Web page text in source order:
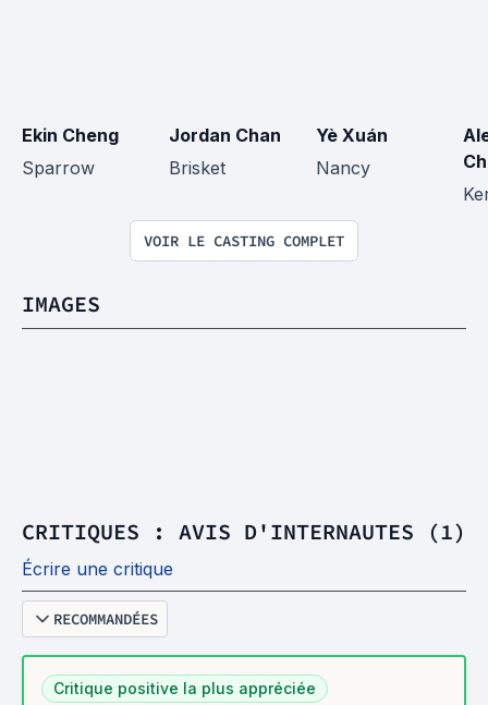
Ekin Cheng
Sparrow
Jordan Chan
Brisket
Yè Xuán
Nancy
VOIR LE CASTING COMPLET
IMAGES
CRITIQUES : AVIS D'INTERNAUTES (1)
Écrire une critique
RECOMMANDÉES
Critique positive la plus appréciée